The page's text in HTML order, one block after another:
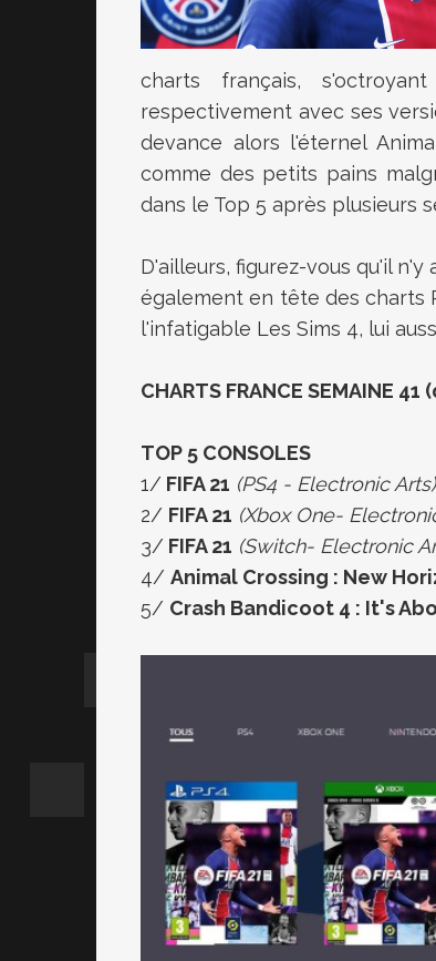
charts français,
respectivement avec ses
devance alors l'éternel
comme des petits pains
dans le Top 5 après plusieurs
D'ailleurs, figurez-vous qu'il n'y
également en tête des charts
l'infatigable Les Sims 4, lui
CHARTS FRANCE SEMAINE
TOP 5 CONSOLES
1/ FIFA 21 (PS4 - Electronic Arts)
2/ FIFA 21 (Xbox One-
3/ FIFA 21 (Switch- Electronic
4/ Animal Crossing : New
5/ Crash Bandicoot 4 : It's